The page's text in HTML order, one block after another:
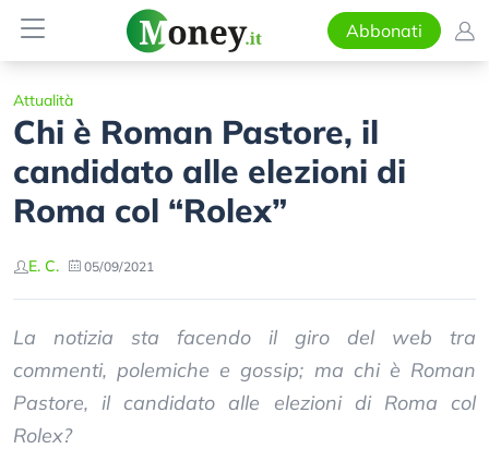
Abbonati
Attualità
Chi è Roman Pastore, il
candidato alle elezioni di
Roma col “Rolex”
E. C. 05/09/2021
La notizia sta facendo il giro del web tra
commenti, polemiche e gossip; ma chi è Roman
Pastore, il candidato alle elezioni di Roma col
Rolex?